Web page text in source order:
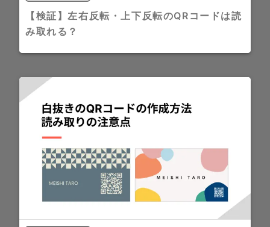
【検証】左右反転・上下反転のQRコードは読
み取れる？